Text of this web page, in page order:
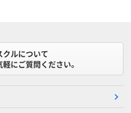
クルについて
軽にご質問ください。